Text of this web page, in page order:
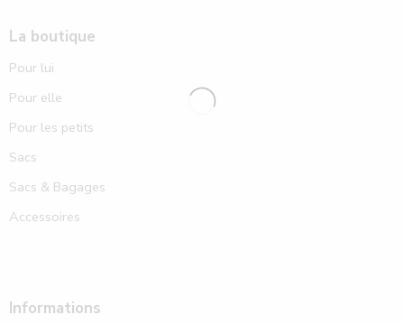
La boutique
Pour lui
Pour elle
Pour les petits
Sacs
Sacs & Bagages
Accessoires
Informations